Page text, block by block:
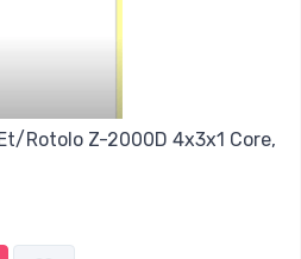
Rotolo Z-2000D 4x3x1 Core,